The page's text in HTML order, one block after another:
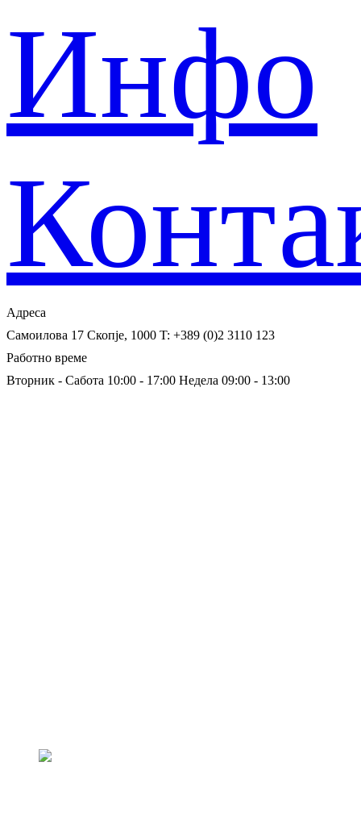
Инфо
Адреса
Самоилова 17 Скопје, 1000 T: +389 (0)2 3110 123
Работно време
Вторник - Сабота 10:00 - 17:00 Недела 09:00 - 13:00